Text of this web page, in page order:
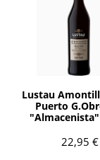
Lustau
Puerto
22,95 €
AÑADIR